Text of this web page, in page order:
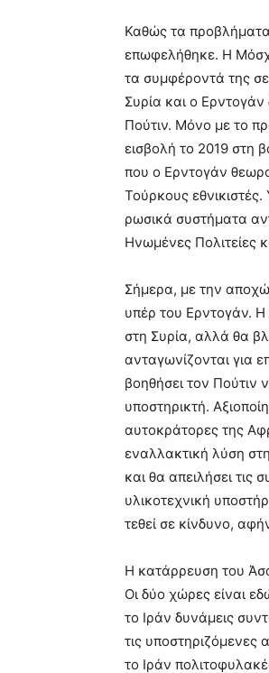
Καθώς τα προβλήματα
επωφελήθηκε. Η
τα συμφέροντά της
Συρία και ο
Πούτιν. Μόνο με το
εισβολή το 2019 στη
που ο Ερντογάν
Τούρκους
ρωσικά συστήματα
Ηνωμένες Πολιτείες
Σήμερα, με την
υπέρ του Ερντογάν. Η
στη Συρία, αλλά θα
ανταγωνίζονται για
βοηθήσει τον Πούτιν
υποστηρικτή.
αυτοκράτορες της
εναλλακτική λύση
και θα απειλήσει τις
υλικοτεχνική
τεθεί σε κίνδυνο,
Η κατάρρευση του
Οι δύο χώρες είναι
το Ιράν δυνάμεις
τις υποστηριζόμενες
το Ιράν